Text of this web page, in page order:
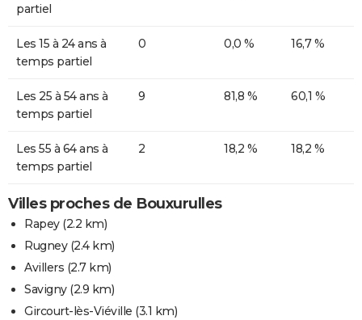
partiel
Les 15 à 24 ans à
temps partiel
0 0,0 % 16,7 %
Les 25 à 54 ans à
temps partiel
9 81,8 % 60,1 %
Les 55 à 64 ans à
temps partiel
2 18,2 % 18,2 %
Villes proches de Bouxurulles
Rapey(2.2 km)
Rugney(2.4 km)
Avillers (2.7 km)
Savigny(2.9 km)
Gircourt-lès-Viéville (3.1 km)